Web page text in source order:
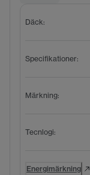
Däck:
Specifikationer:
Märkning:
Tecnlogi:
Energimärkning